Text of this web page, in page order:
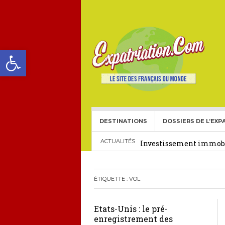
Ouvrir la barre d’outils
DESTINATIONS DOSSIERS DE
ACTUALITÉS
Choisir une école
Investissement
Le visa américain Gold
Héritage pour Français
ÉTIQUETTE : VOL
Etats-Unis : le pré-
enregistrement des